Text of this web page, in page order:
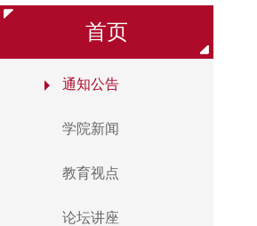
首页
通知公告
学院新闻
教育视点
论坛讲座